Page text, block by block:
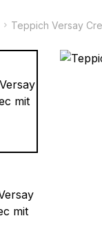
Teppich Versay